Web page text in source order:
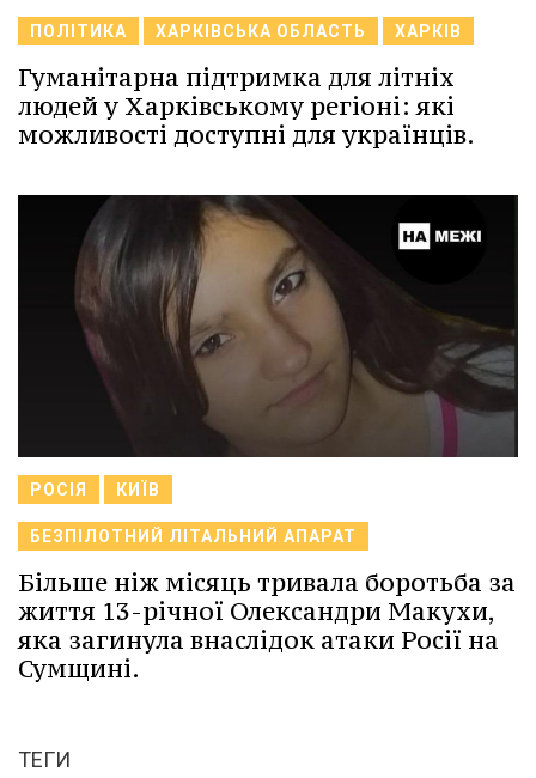
ПОЛІТИКА ХАРКІВСЬКА ОБЛАСТЬ ХАРКІВ
Гуманітарна підтримка для літніх
людей у Харківському регіоні: які
можливості доступні для українців.
РОСІЯ КИЇВ
БЕЗПІЛОТНИЙ ЛІТАЛЬНИЙ АПАРАТ
Більше ніж місяць тривала боротьба за
життя 13-річної Олександри Макухи,
яка загинула внаслідок атаки Росії на
Сумщині.
ТЕГИ